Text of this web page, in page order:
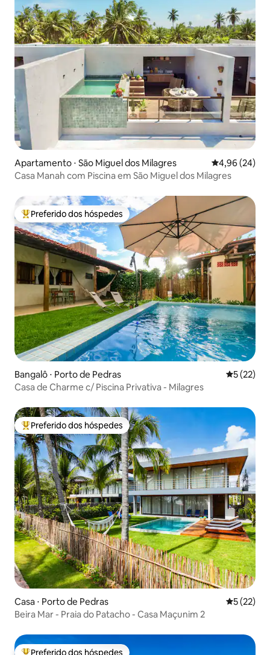
Apartamento ⋅ São Miguel dos Milagres 4,96 de uma
4,96 (24)
Casa Manah com Piscina em São Miguel dos Milagres
Entre os melhores preferidos dos hóspedes
Preferido dos hóspedes
Bangalô ⋅ Porto de Pedras 5 de uma
5 (22)
Casa de Charme c/ Piscina Privativa - Milagres
Entre os melhores preferidos dos hóspedes
Preferido dos hóspedes
Casa ⋅ Porto de Pedras 5 de uma
5 (22)
Beira Mar - Praia do Patacho - Casa Maçunim 2
Preferido dos hóspedes